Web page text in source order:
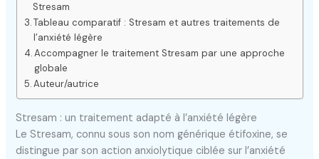
Stresam
Tableau comparatif : Stresam et autres traitements de
l’anxiété légère
Accompagner le traitement Stresam par une approche
globale
Auteur/autrice
Stresam : un traitement adapté à l’anxiété légère
Le Stresam, connu sous son nom générique étifoxine, se
distingue par son action anxiolytique ciblée sur l’anxiété